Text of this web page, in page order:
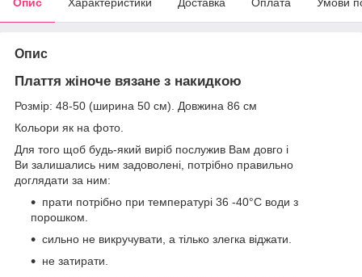
Опис
Плаття жіноче вязане з накидкою
Розмір: 48-50 (ширина 50 см). Довжина 86 см
Кольори як на фото.
Для того щоб будь-який виріб послужив Вам довго і
Ви залишались ним задоволені, потрібно правильно
доглядати за ним:
прати потрібно при температурі 36 -40°С води з
порошком.
сильно не викручувати, а тілько злегка віджати.
не затирати.